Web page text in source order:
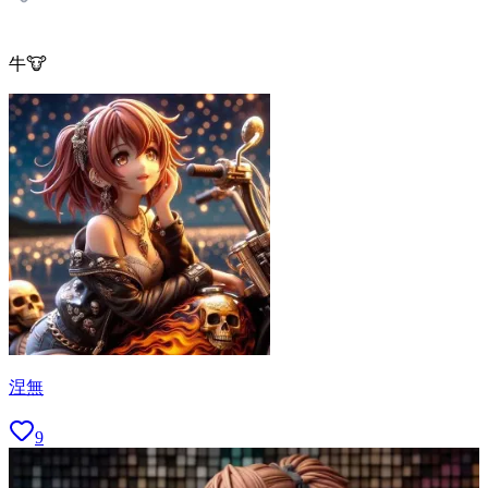
牛🐮
涅無
9